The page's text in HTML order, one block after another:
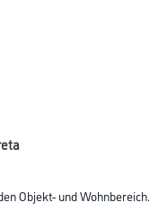
Objekt- und Wohnbereich.